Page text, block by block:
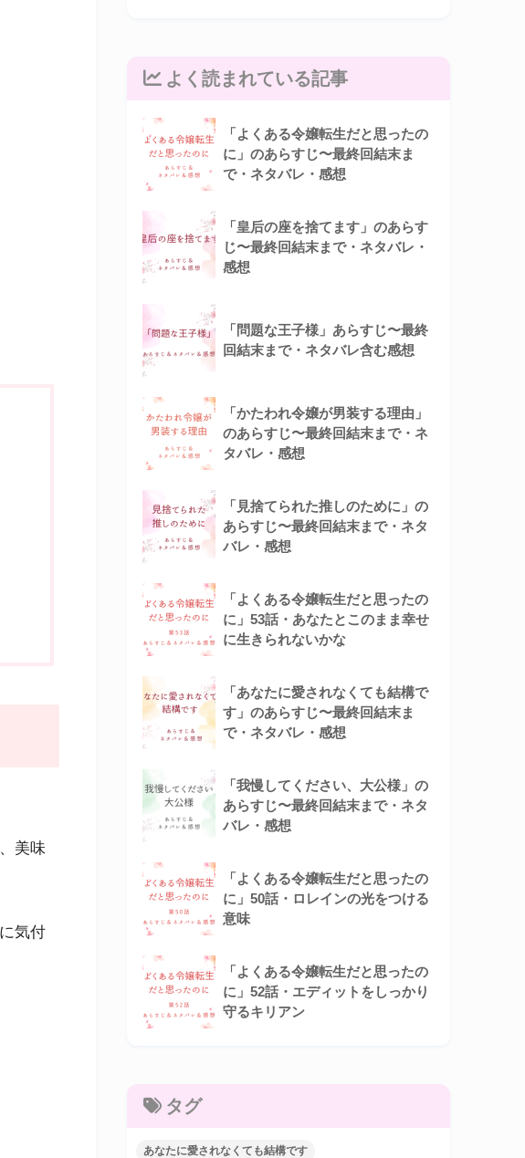
美味
気付
よく読まれている記事
「よくある令嬢転生だと思ったの
に」のあらすじ〜最終回結末ま
で・ネタバレ・感想
「皇后の座を捨てます」のあらす
じ〜最終回結末まで・ネタバレ・
感想
「問題な王子様」あらすじ〜最終
回結末まで・ネタバレ含む感想
「かたわれ令嬢が男装する理由」
のあらすじ〜最終回結末まで・ネ
タバレ・感想
「見捨てられた推しのために」の
あらすじ〜最終回結末まで・ネタ
バレ・感想
「よくある令嬢転生だと思ったの
に」53話・あなたとこのまま幸せ
に生きられないかな
「あなたに愛されなくても結構で
す」のあらすじ〜最終回結末ま
で・ネタバレ・感想
「我慢してください、大公様」の
あらすじ〜最終回結末まで・ネタ
バレ・感想
「よくある令嬢転生だと思ったの
に」50話・ロレインの光をつける
意味
「よくある令嬢転生だと思ったの
に」52話・エディットをしっかり
守るキリアン
タグ
あなたに愛されなくても結構です